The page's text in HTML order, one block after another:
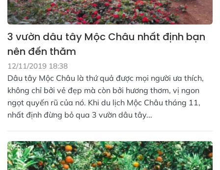
3 vườn dâu tây Mộc Châu nhất định bạn
nên đến thăm
12/11/2019 18:38
Dâu tây Mộc Châu là thứ quả được mọi người ưa thích,
không chỉ bởi vẻ đẹp mà còn bởi hương thơm, vị ngon
ngọt quyến rũ của nó. Khi du lịch Mộc Châu tháng 11,
nhất định đừng bỏ qua 3 vườn dâu tây...